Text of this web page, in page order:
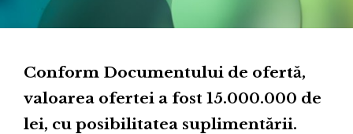
Conform Documentului de ofertă,
valoarea ofertei a fost 15.000.000 de
lei, cu posibilitatea suplimentării.